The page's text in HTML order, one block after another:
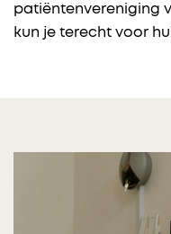
patiëntenvereniging
kun je terecht voor